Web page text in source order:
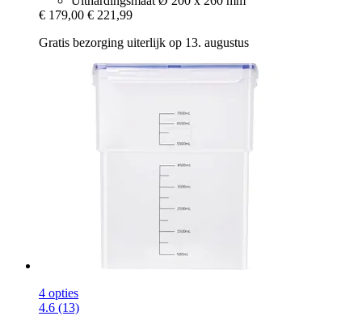
€ 179,00 € 221,99
Gratis bezorging uiterlijk op 13. augustus
4 opties
4.6 (13)